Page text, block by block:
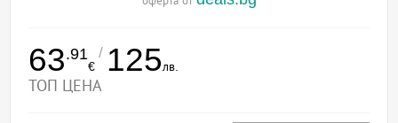
63.91
€
/ 125лв.
ТОП ЦЕНА